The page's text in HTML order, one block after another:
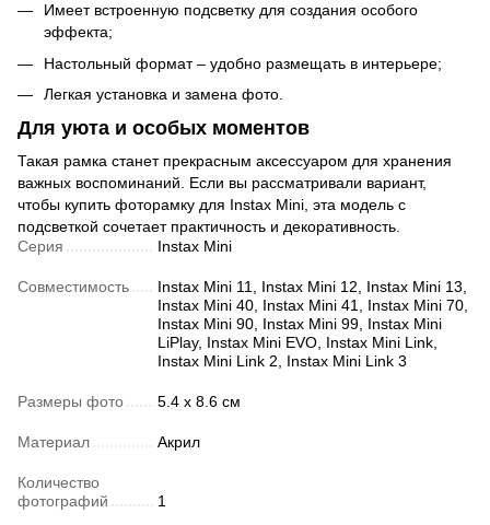
Имеет встроенную подсветку для создания особого
эффекта;
Настольный формат – удобно размещать в интерьере;
Легкая установка и замена фото.
Для уюта и особых моментов
Такая рамка станет прекрасным аксессуаром для хранения
важных воспоминаний. Если вы рассматривали вариант,
чтобы купить фоторамку для Instax Mini, эта модель с
подсветкой сочетает практичность и декоративность.
Серия
Instax Mini
Совместимость
Instax Mini 11, Instax Mini 12, Instax Mini 13,
Instax Mini 40, Instax Mini 41, Instax Mini 70,
Instax Mini 90, Instax Mini 99, Instax Mini
LiPlay, Instax Mini EVO, Instax Mini Link,
Instax Mini Link 2, Instax Mini Link 3
Размеры фото 5.4 x 8.6 см
Материал Акрил
Количество
фотографий
1